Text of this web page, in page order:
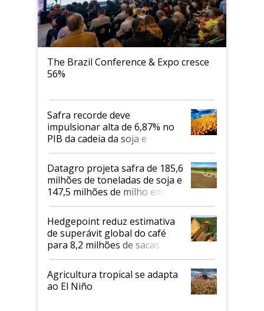
The Brazil Conference & Expo cresce
56%
Safra recorde deve
impulsionar alta de 6,87% no
PIB da cadeia da soja e
biodiesel em 2026
Datagro projeta safra de 185,6
milhões de toneladas de soja e
147,5 milhões de milho em
2026/27
Hedgepoint reduz estimativa
de superávit global do café
para 8,2 milhões de sacas
Agricultura tropical se adapta
ao El Niño